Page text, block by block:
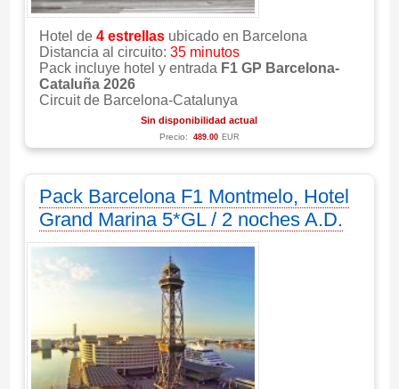
Hotel de 4 estrellasubicado en Barcelona
Distancia al circuito: 35 minutos
Pack incluye hotel y entrada F1 GP Barcelona-
Cataluña 2026
Circuit de Barcelona-Catalunya
Sin disponibilidad actual
Precio: 489.00 EUR
Pack Barcelona F1 Montmelo, Hotel
Grand Marina 5*GL / 2 noches A.D.